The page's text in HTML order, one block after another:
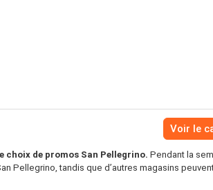
Voir le
choix de promos San Pellegrino. Pendant la
Pellegrino, tandis que d’autres magasins